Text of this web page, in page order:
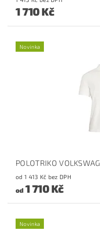
1 710 Kč
Novinka
POLOTRIKO
od 1 413 Kč bez DPH
od1 710 Kč
Novinka